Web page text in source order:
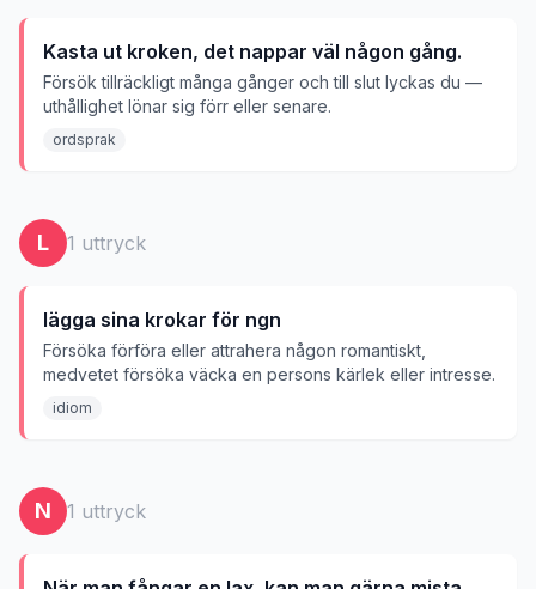
Kasta ut kroken, det nappar väl någon gång.
Försök tillräckligt många gånger och till slut lyckas du —
uthållighet lönar sig förr eller senare.
ordsprak
L 1 uttryck
lägga sina krokar för ngn
Försöka förföra eller attrahera någon romantiskt,
medvetet försöka väcka en persons kärlek eller intresse.
idiom
N 1 uttryck